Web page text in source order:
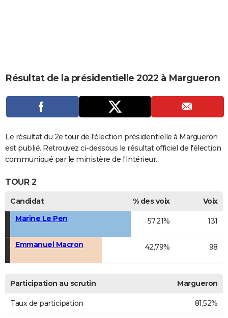
CARTE DE VOEUX
DICTIONNAIRE
Dictionnaire
Biographies
Expressions
Proverbes
PROGRAMME TV
COPAINS D'AVANT
S'inscrire
Se connecter
Lycées
Collèges
Primaires
Universités
Entreprises
Service militaire
Avis de recherche
AVIS DE DÉCÈS
FORUM
Bricolage
Culture
Television
Voyage
Résultat de la présidentielle 2022 à Margueron
Le résultat du 2e tour de l'élection présidentielle à Margueron
est publié. Retrouvez ci-dessous le résultat officiel de l'élection
communiqué par le ministère de l'Intérieur.
TOUR 2
Candidat % des voix
Voix
Marine Le Pen
57,21% 131
Emmanuel Macron 42,79% 98
Participation au scrutin Margueron
Taux de participation 81,52%